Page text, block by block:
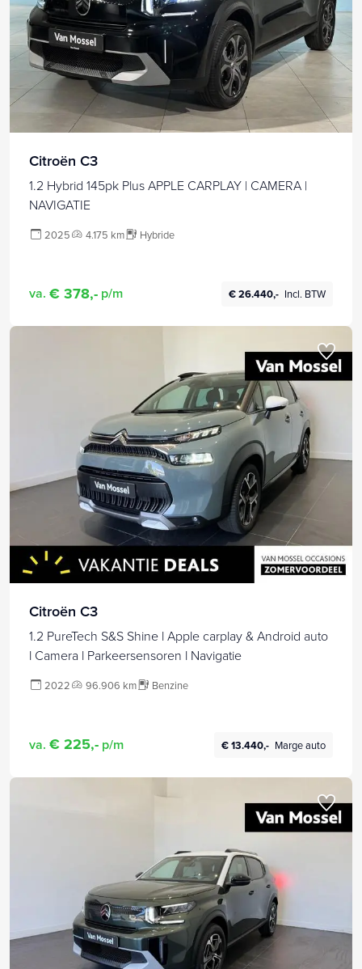
Citroën C3
1.2 Hybrid 145pk Plus APPLE CARPLAY | CAMERA |
NAVIGATIE
2025 4.175 km Hybride
va. € 378,- p/m € 26.440,- Incl. BTW
Citroën C3
1.2 PureTech S&S Shine l Apple carplay & Android auto
l Camera l Parkeersensoren l Navigatie
2022 96.906 km Benzine
va. € 225,- p/m € 13.440,- Marge auto